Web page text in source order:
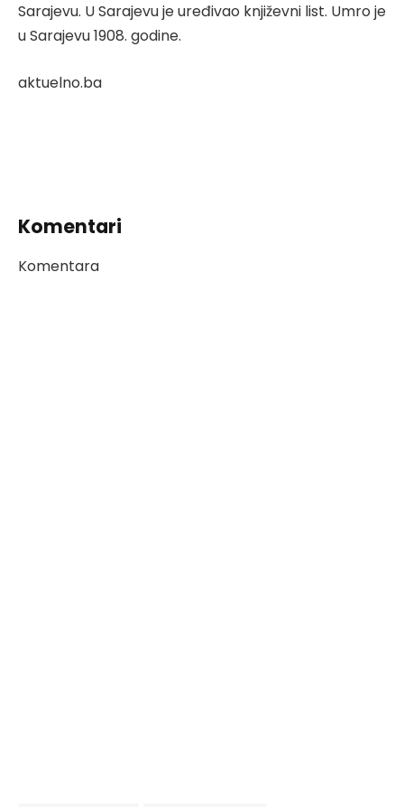
Sarajevu. U Sarajevu je uređivao književni list. Umro je
u Sarajevu 1908. godine.
aktuelno.ba
Komentari
Komentara